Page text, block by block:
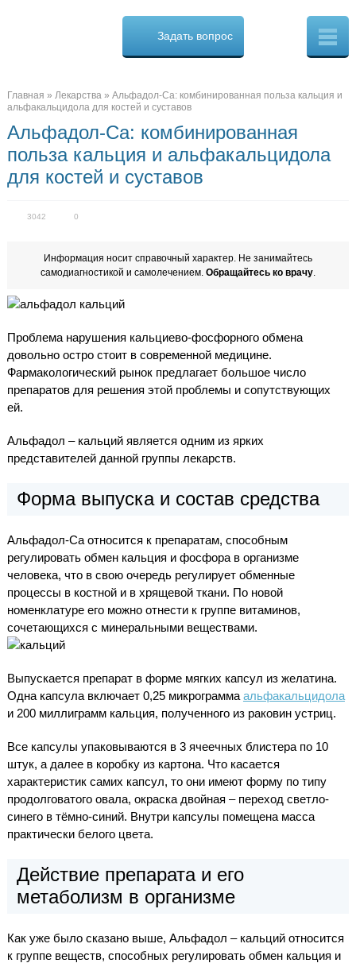
Cure.ru
в
спине
Задать вопрос
Главная » Лекарства» Альфадол-Са: комбинированная польза кальция и
альфакальцидола для костей и суставов
Альфадол-Са: комбинированная
польза кальция и альфакальцидола
для костей и суставов
3042 0
Информация носит справочный характер. Не занимайтесь
самодиагностикой и самолечением. Обращайтесь ко врачу.
Проблема нарушения кальциево-фосфорного обмена
довольно остро стоит в современной медицине.
Фармакологический рынок предлагает большое число
препаратов для решения этой проблемы и сопутствующих
ей.
Альфадол – кальций является одним из ярких
представителей данной группы лекарств.
Форма выпуска и состав средства
Альфадол-Са относится к препаратам, способным
регулировать обмен кальция и фосфора в организме
человека, что в свою очередь регулирует обменные
процессы в костной и в хрящевой ткани. По новой
номенклатуре его можно отнести к группе витаминов,
сочетающихся с минеральными веществами.
Выпускается препарат в форме мягких капсул из желатина.
Одна капсула включает 0,25 микрограмма альфакальцидола
и 200 миллиграмм кальция, полученного из раковин устриц.
Все капсулы упаковываются в 3 ячеечных блистера по 10
штук, а далее в коробку из картона. Что касается
характеристик самих капсул, то они имеют форму по типу
продолговатого овала, окраска двойная – переход светло-
синего в тёмно-синий. Внутри капсулы помещена масса
практически белого цвета.
Действие препарата и его
метаболизм в организме
Как уже было сказано выше, Альфадол – кальций относится
к группе веществ, способных регулировать обмен кальция и